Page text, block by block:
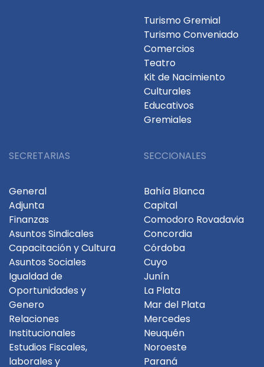
Turismo Gremial
Turismo Conveniado
Comercios
Teatro
Kit de Nacimiento
Culturales
Educativos
Gremiales
SECRETARIAS
General
Adjunta
Finanzas
Asuntos Sindicales
Capacitación y Cultura
Asuntos Sociales
Igualdad de
Oportunidades y
Genero
Relaciones
Institucionales
Estudios Fiscales,
laborales y
SECCIONALES
Bahía Blanca
Capital
Comodoro Rovadavia
Concordia
Córdoba
Cuyo
Junín
La Plata
Mar del Plata
Mercedes
Neuquén
Noroeste
Paraná